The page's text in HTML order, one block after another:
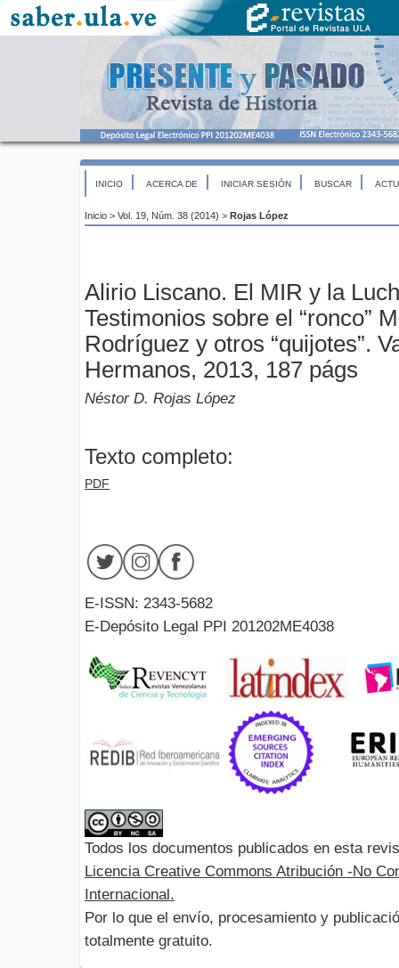
INICIO ACERCA DE INICIAR SESIÓN BUSCAR
Inicio > Vol. 19, Núm. 38 (2014) > Rojas López
Alirio Liscano. El MIR y la
Testimonios sobre el “ronco”
Rodríguez y otros “quijotes”.
Hermanos, 2013, 187 págs
Néstor D. Rojas López
Texto completo:
PDF
E-ISSN: 2343-5682
E-Depósito Legal PPI 201202ME4038
Todos los documentos publicados en esta
Licencia Creative Commons Atribución -No
Internacional.
Por lo que el envío, procesamiento y
totalmente gratuito.